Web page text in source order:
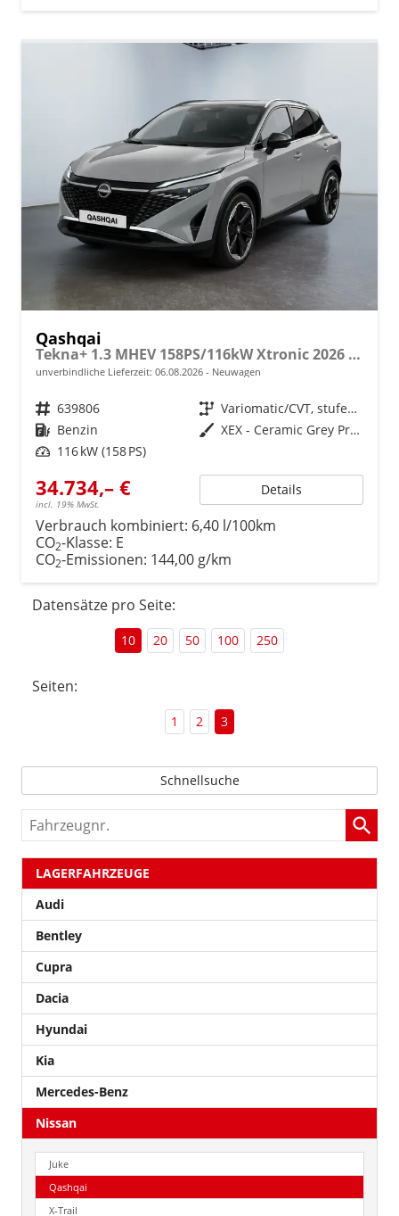
Qashqai
Tekna+ 1.3 MHEV 158PS/116kW Xtronic 2026 +20"ALU+PANO+BOSE+HuD
unverbindliche Lieferzeit: 06.08.2026 Neuwagen
Fahrzeugnr. 639806 Getriebe
Variomatic/CVT, stufenlos
Kraftstoff Benzin Außenfarbe
XEX - Ceramic Grey Premium Met. mit Dach in Solid Black
Leistung 116 kW (158 PS)
34.734,– €
incl. 19% MwSt.
Details
Verbrauch kombiniert: 6,40 l/100km
CO2-Klasse: E
CO2-Emissionen: 144,00 g/km
Datensätze pro Seite:
10 20 50 100 250
Seiten:
1 2 3
Schnellsuche
Fahrzeugnr.
LAGERFAHRZEUGE
Audi
Bentley
Cupra
Dacia
Hyundai
Kia
Mercedes-Benz
Nissan
Juke
Qashqai
X-Trail